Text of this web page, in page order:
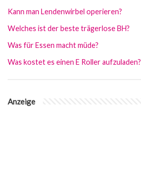
Kann man Lendenwirbel operieren?
Welches ist der beste trägerlose BH?
Was für Essen macht müde?
Was kostet es einen E Roller aufzuladen?
Anzeige